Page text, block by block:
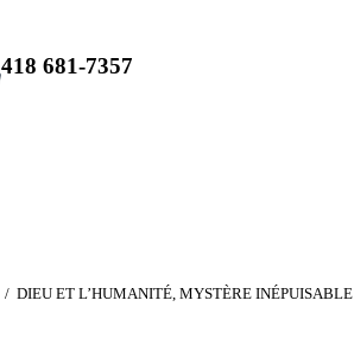
418 681-7357
DIEU ET L’HUMANITÉ, MYSTÈRE INÉPUISABLE